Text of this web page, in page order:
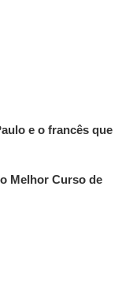
e o francês que
Melhor Curso de